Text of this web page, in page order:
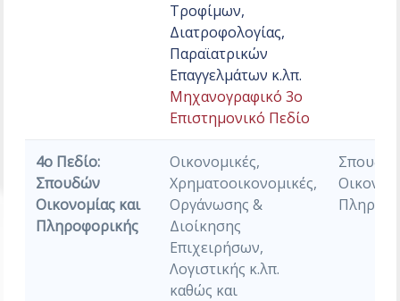
Τροφίμων,
Διατροφολογίας,
Παραϊατρικών
Επαγγελμάτων κ.λπ.
Μηχανογραφικό 3ο
Επιστημονικό Πεδίο
4ο Πεδίο:
Σπουδών
Οικονομίας και
Πληροφορικής
Οικονομικές,
Χρηματοοικονομικές,
Οργάνωσης &
Διοίκησης
Επιχειρήσων,
Λογιστικής κ.λπ.
καθώς και